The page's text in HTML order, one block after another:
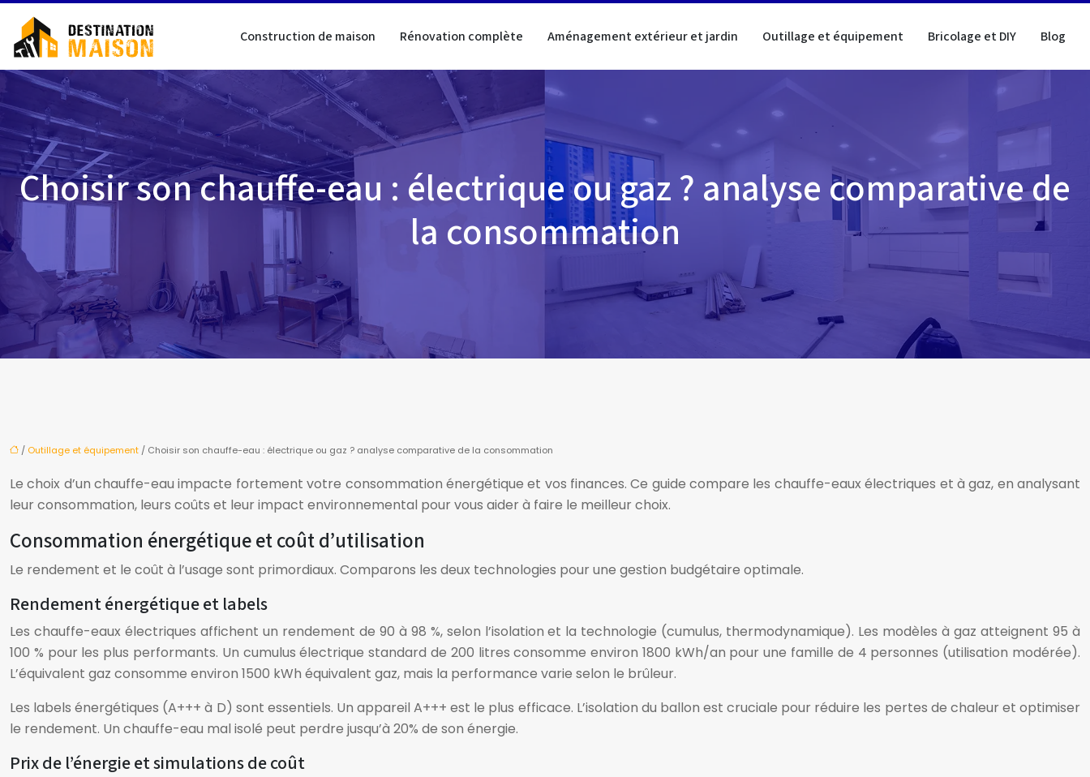
Construction de maison Rénovation complète Aménagement extérieur et jardin Outillage et équipement Bricolage et DIY Blog
Choisir son chauffe-eau : électrique ou gaz ? analyse comparative de
la consommation
/ Outillage et équipement / Choisir son chauffe-eau : électrique ou gaz ? analyse comparative de la consommation
Le choix d’un chauffe-eau impacte fortement votre consommation énergétique et vos finances. Ce guide compare les chauffe-eaux électriques et à gaz, en analysant
leur consommation, leurs coûts et leur impact environnemental pour vous aider à faire le meilleur choix.
Consommation énergétique et coût d’utilisation
Le rendement et le coût à l’usage sont primordiaux. Comparons les deux technologies pour une gestion budgétaire optimale.
Rendement énergétique et labels
Les chauffe-eaux électriques affichent un rendement de 90 à 98 %, selon l’isolation et la technologie (cumulus, thermodynamique). Les modèles à gaz atteignent 95 à
100 % pour les plus performants. Un cumulus électrique standard de 200 litres consomme environ 1800 kWh/an pour une famille de 4 personnes (utilisation modérée).
L’équivalent gaz consomme environ 1500 kWh équivalent gaz, mais la performance varie selon le brûleur.
Les labels énergétiques (A+++ à D) sont essentiels. Un appareil A+++ est le plus efficace. L’isolation du ballon est cruciale pour réduire les pertes de chaleur et optimiser
le rendement. Un chauffe-eau mal isolé peut perdre jusqu’à 20% de son énergie.
Prix de l’énergie et simulations de coût